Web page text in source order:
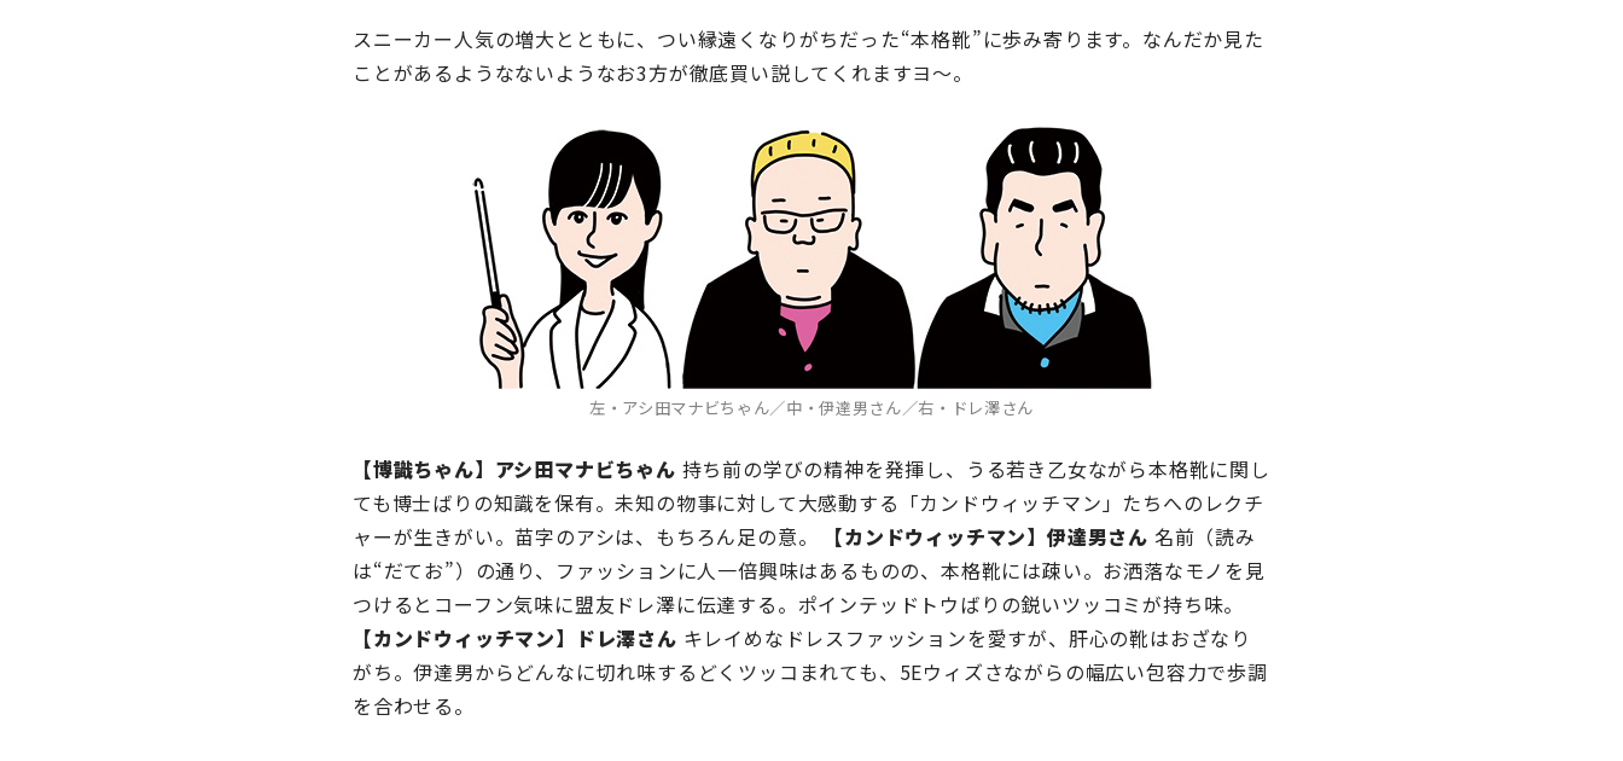
スニーカー人気の増大とともに、つい縁遠くなりがちだった“本格靴”に歩み寄ります。なんだか見た
ことがあるようなないようなお3方が徹底買い説してくれますヨ〜。
左・アシ田マナビちゃん／中・伊達男さん／右・ドレ澤さん
【博識ちゃん】アシ田マナビちゃん 持ち前の学びの精神を発揮し、うる若き乙女ながら本格靴に関し
ても博士ばりの知識を保有。未知の物事に対して大感動する「カンドウィッチマン」たちへのレクチ
ャーが生きがい。苗字のアシは、もちろん足の意。
【カンドウィッチマン】伊達男さん 名前（読み
は“だてお”）の通り、ファッションに人一倍興味はあるものの、本格靴には疎い。お洒落なモノを見
つけるとコーフン気味に盟友ドレ澤に伝達する。ポインテッドトウばりの鋭いツッコミが持ち味。
【カンドウィッチマン】ドレ澤さん キレイめなドレスファッションを愛すが、肝心の靴はおざなり
がち。伊達男からどんなに切れ味するどくツッコまれても、5Eウィズさながらの幅広い包容力で歩調
を合わせる。